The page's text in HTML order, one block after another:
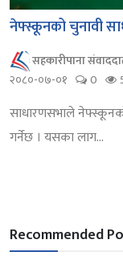
नेफ्स्कूनको चुनावी
सहकारीपाना
२०८०-०७-०१
0
साधारणसभाले
गर्नेछ । यसका लाग...
Recommended